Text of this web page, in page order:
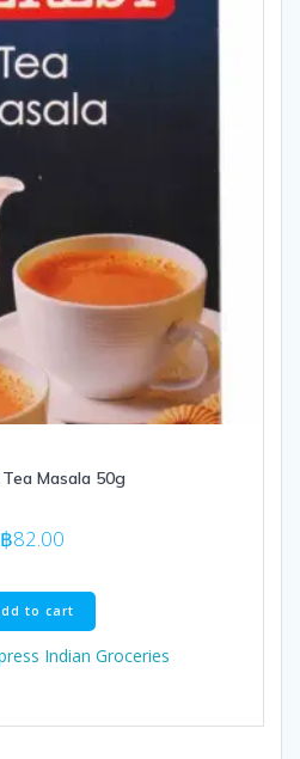
Masala 50g
฿82.00
to cart
Indian Groceries